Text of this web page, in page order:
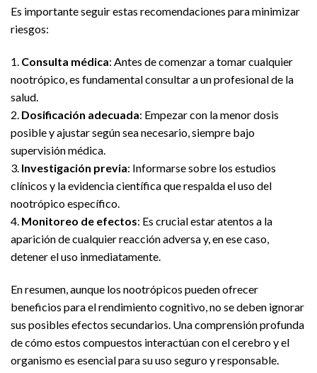
Es importante seguir estas recomendaciones para minimizar
riesgos:
1. Consulta médica: Antes de comenzar a tomar cualquier
nootrópico, es fundamental consultar a un profesional de la
salud.
2. Dosificación adecuada: Empezar con la menor dosis
posible y ajustar según sea necesario, siempre bajo
supervisión médica.
3. Investigación previa: Informarse sobre los estudios
clínicos y la evidencia científica que respalda el uso del
nootrópico específico.
4. Monitoreo de efectos: Es crucial estar atentos a la
aparición de cualquier reacción adversa y, en ese caso,
detener el uso inmediatamente.
En resumen, aunque los nootrópicos pueden ofrecer
beneficios para el rendimiento cognitivo, no se deben ignorar
sus posibles efectos secundarios. Una comprensión profunda
de cómo estos compuestos interactúan con el cerebro y el
organismo es esencial para su uso seguro y responsable.